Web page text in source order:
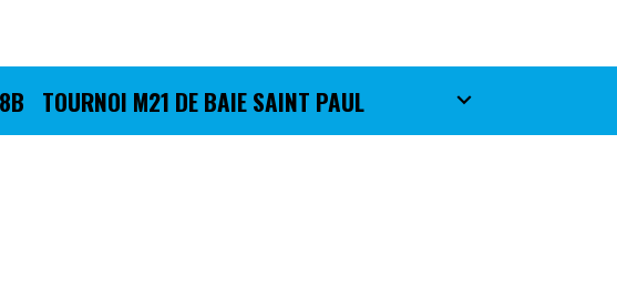
TOURNOI M21 DE BAIE SAINT PAUL